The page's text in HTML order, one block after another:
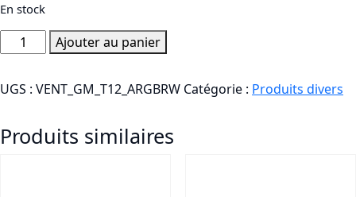
En stock
quantité
de
GameMAX
T12
Ajouter au panier
UGS : VENT_GM_T12_ARGBRW Catégorie : Produits divers
Produits similaires